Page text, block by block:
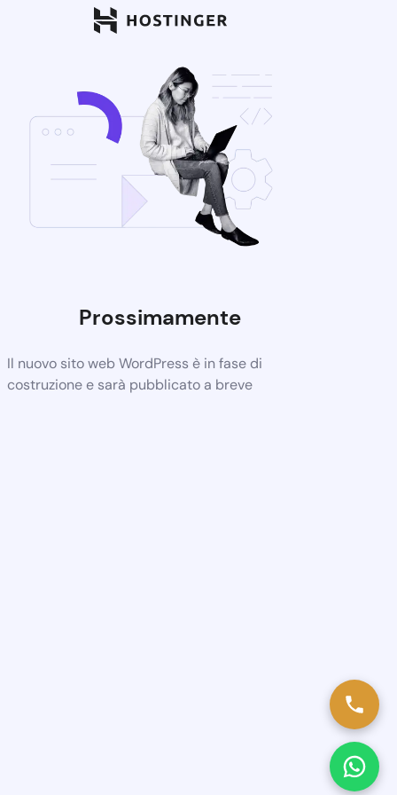
Prossimamente
Il nuovo sito web WordPress è in fase di
costruzione e sarà pubblicato a breve